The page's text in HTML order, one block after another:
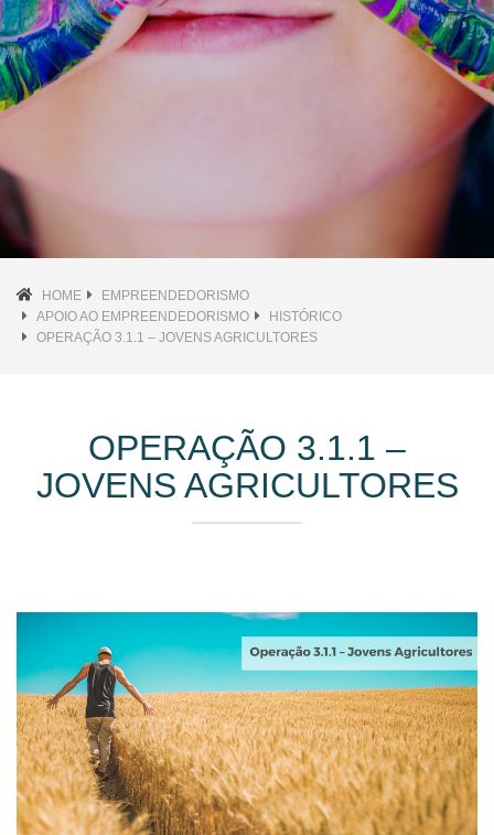
HOME
EMPREENDEDORISMO
APOIO AO EMPREENDEDORISMO
HISTÓRICO
OPERAÇÃO 3.1.1 – JOVENS AGRICULTORES
OPERAÇÃO 3.1.1 –
JOVENS AGRICULTORES